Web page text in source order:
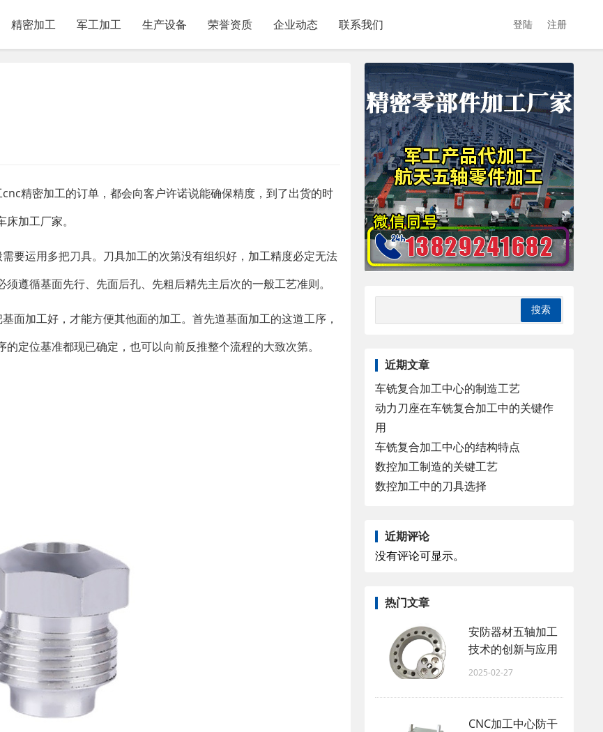
精密加工 军工加工 生产设备 荣誉资质 企业动态 联系我们 登陆 注册
精密加工的订单，都会向客户许诺说能确保精度，到了出货的时
加工厂家。
要运用多把刀具。刀具加工的次第没有组织好，加工精度必定无法
遵循基面先行、先面后孔、先粗后精先主后次的一般工艺准则。
面加工好，才能方便其他面的加工。首先道基面加工的这道工序，
定位基准都现已确定，也可以向前反推整个流程的大致次第。
近期文章
车铣复合加工中心的制造工艺
动力刀座在车铣复合加工中的关键作
用
车铣复合加工中心的结构特点
数控加工制造的关键工艺
数控加工中的刀具选择
近期评论
没有评论可显示。
热门文章
安防器材五轴加工
技术的创新与应用
2025-02-27
CNC加工中心防干